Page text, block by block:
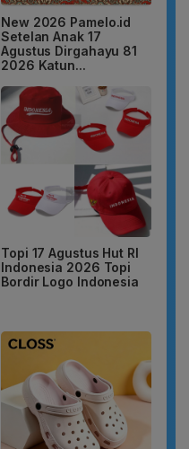
New 2026 Pamelo.id
Setelan Anak 17
Agustus Dirgahayu 81
2026 Katun...
Topi 17 Agustus Hut RI
Indonesia 2026 Topi
Bordir Logo Indonesia